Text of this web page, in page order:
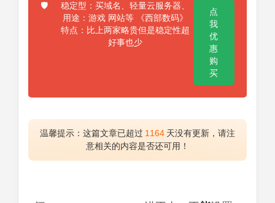
🛡️
稳定型：买域名、轻量云服务器、
用途：游戏 网站等 《西部数码》
特点：比上两家略贵但是稳定性超
好事也少
点
我
优
惠
购
买
温馨提示：这篇文章已超过 1164 天没有更新，请注
意相关的内容是否还可用！